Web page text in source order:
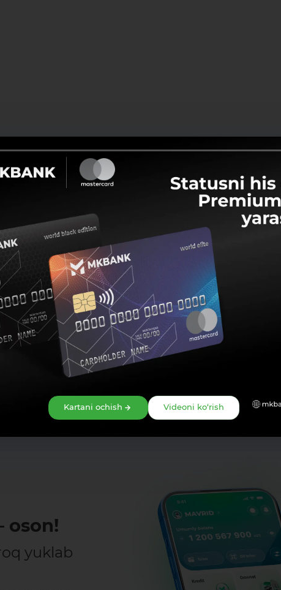
oson!
yuklab
Kartani ochish Videoni ko‘rish